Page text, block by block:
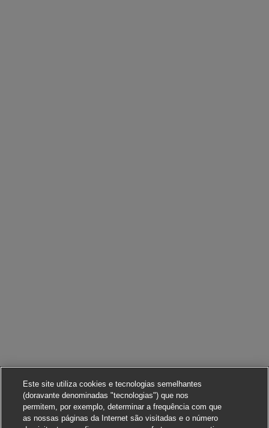
Este site utiliza cookies e tecnologias semelhantes
(doravante denominadas "tecnologias") que nos
permitem, por exemplo, determinar a frequência com que
as nossas páginas da Internet são visitadas e o número